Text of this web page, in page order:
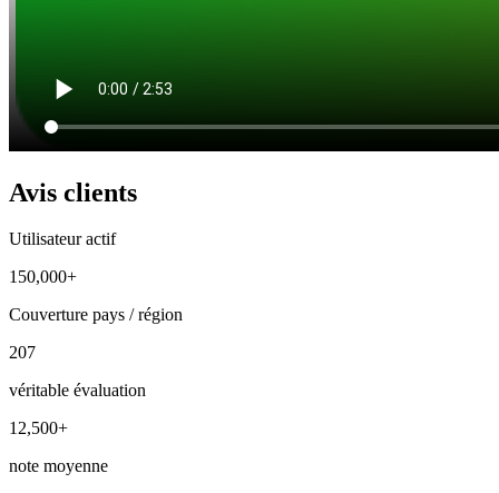
Avis clients
Utilisateur actif
150,000+
Couverture pays / région
207
véritable évaluation
12,500+
note moyenne